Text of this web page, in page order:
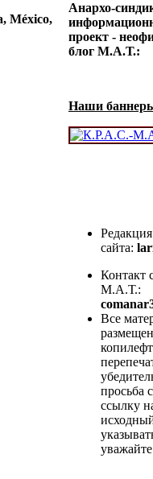
México,
Анархо-
проект -
блог М.А.Т.:
Наши
Редакция
сайта:
Контакт
М.А.Т.:
Все
просьба
ссылку